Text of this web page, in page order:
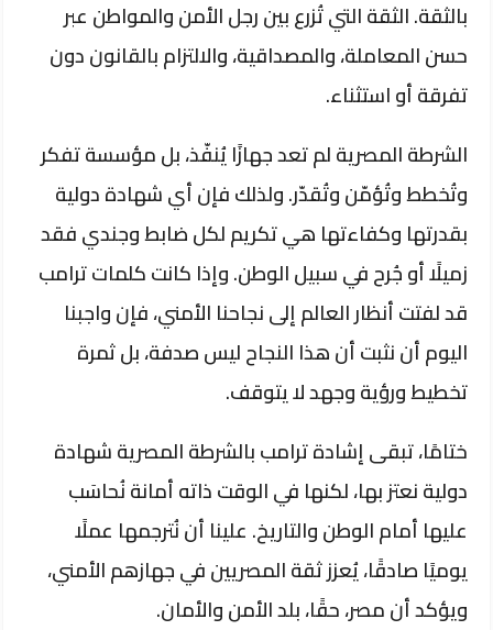
بالثقة. الثقة التي تُزرع بين رجل الأمن والمواطن عبر
حسن المعاملة، والمصداقية، والالتزام بالقانون دون
تفرقة أو استثناء.
الشرطة المصرية لم تعد جهازًا يُنفّذ، بل مؤسسة تفكر
وتُخطط وتُؤمّن وتُقدّر. ولذلك فإن أي شهادة دولية
بقدرتها وكفاءتها هي تكريم لكل ضابط وجندي فقد
زميلًا أو جُرح في سبيل الوطن. وإذا كانت كلمات ترامب
قد لفتت أنظار العالم إلى نجاحنا الأمني، فإن واجبنا
اليوم أن نثبت أن هذا النجاح ليس صدفة، بل ثمرة
تخطيط ورؤية وجهد لا يتوقف.
ختامًا، تبقى إشادة ترامب بالشرطة المصرية شهادة
دولية نعتز بها، لكنها في الوقت ذاته أمانة نُحاسَب
عليها أمام الوطن والتاريخ. علينا أن نُترجمها عملًا
يوميًا صادقًا، يُعزز ثقة المصريين في جهازهم الأمني،
ويؤكد أن مصر، حقًا، بلد الأمن والأمان.